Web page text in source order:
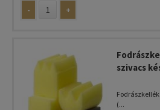
- +
szivacs
(...